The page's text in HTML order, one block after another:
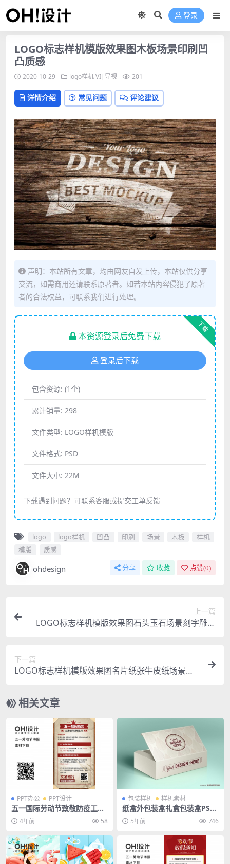
登录
LOGO标志样机模版效果图木板场景印刷凹
凸质感
2020-10-29 logo样机VI|导视 201
详情介绍 常见问题 评论建议
声明：本站所有文章，均由网友自发上传，本站仅供分享
交流，如需商用还请联系原著者。如若本站内容侵犯了原著
者的合法权益，可联系我们进行处理。
下载
本资源登录后免费下载
登录后下载
包含资源: (1个)
累计销量: 298
文件类型: LOGO样机模版
文件格式: PSD
文件大小: 22M
下载遇到问题？可联系客服或提交工单反馈
logo logo样机 凹凸 印刷 场景 木板
样机
模版
质感
ohdesign 分享 收藏 点赞(0)
上一篇
LOGO标志样机模版效果图石头玉石场景刻字雕刻
下一篇
LOGO标志样机模版效果图名片纸张牛皮纸场景质
相关文章
PPT办公 PPT设计
五一国际劳动节致敬防疫工人
商业活动放假通知海报PPT模
板 4年前 58
包装样机 样机素材
纸盒外包装盒礼盒包装盒PSD
样机贴图
5年前 746